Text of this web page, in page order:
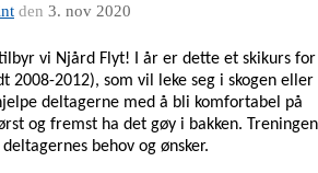
den 3. nov 2020
vi Njård Flyt! I år er dette et skikurs for
2008-2012), som vil leke seg i skogen eller
deltagerne med å bli komfortabel på
og fremst ha det gøy i bakken.
behov og ønsker.